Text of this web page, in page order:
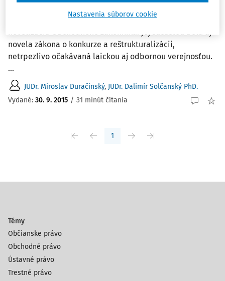
Azda najvýznamnejšou novelou posledného obdobia v
oblasti súkromného práva bola dlhšie pripravovaná
novelizácia Obchodného zákonníka. Jej súčasťou bola aj
novela zákona o konkurze a reštrukturalizácii,
netrpezlivo očakávaná laickou aj odbornou verejnosťou.
...
JUDr. Miroslav Duračinský, JUDr. Dalimír Solčanský PhD.
Vydané: 30. 9. 2015 / 31 minút čítania
1
Témy
Občianske právo
Obchodné právo
Ústavné právo
Trestné právo
Nastavenia súborov cookie